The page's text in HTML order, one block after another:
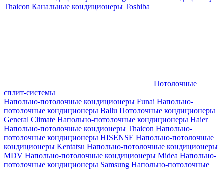
Thaicon Канальные кондиционеры Toshiba
Потолочные
сплит-системы
Напольно-потолочные кондиционеры Funai Напольно-
потолочные кондиционеры Ballu Потолочные кондиционеры
General Climate Напольно-потолочные кондиционеры Haier
Напольно-потолочные кондионеры Thaicon Напольно-
потолочные кондиционеры HISENSE Напольно-потолочные
кондиционеры Kentatsu Напольно-потолочные кондиционеры
MDV Напольно-потолочные кондиционеры Midea Напольно-
потолочные кондиционеры Samsung Напольно-потолочные